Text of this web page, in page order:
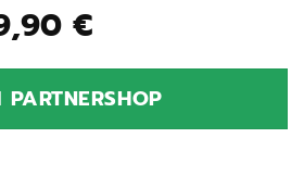
€
€Aktueller
ist:
79,90 €.
PARTNERSHOP